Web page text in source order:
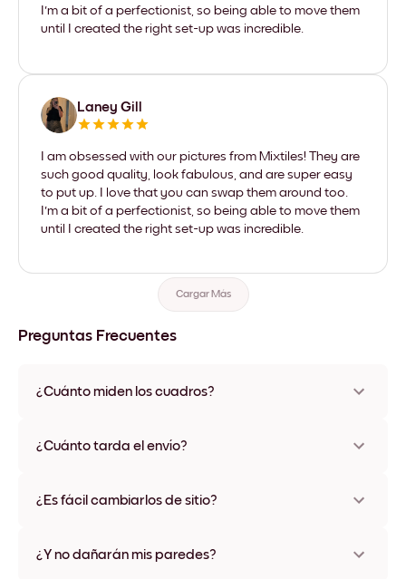
I'm a bit of a perfectionist, so being able to move them
until I created the right set-up was incredible.
Laney Gill
I am obsessed with our pictures from Mixtiles! They are
such good quality, look fabulous, and are super easy
to put up. I love that you can swap them around too.
I'm a bit of a perfectionist, so being able to move them
until I created the right set-up was incredible.
Cargar Más
Preguntas Frecuentes
¿Cuánto miden los cuadros?
varios materiales y colores de marco, incluidas opciones sin
¿Cuánto tarda el envío?
disponibles en algunos países. Te enviaremos un número de
¿Es fácil cambiarlos de sitio?
ningún daño
¿Y no dañarán mis paredes?